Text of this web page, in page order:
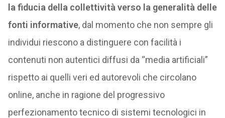
la fiducia della collettività verso la generalità delle
fonti informative, dal momento che non sempre gli
individui riescono a distinguere con facilità i
contenuti non autentici diffusi da “media artificiali”
rispetto ai quelli veri ed autorevoli che circolano
online, anche in ragione del progressivo
perfezionamento tecnico di sistemi tecnologici in